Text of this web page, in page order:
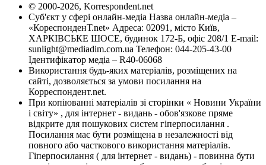
© 2000-2026, Korrespondent.net
Суб'єкт у сфері онлайн-медіа Назва онлайн-медіа –
«КореспонденТ.net» Адреса: 02091, місто Київ,
ХАРКІВСЬКЕ ШОСЕ, будинок 172-Б, офіс 208/1 E-mail:
sunlight@mediadim.com.ua Телефон: 044-205-43-00
Ідентифікатор медіа – R40-06068
Використання будь-яких матеріалів, розміщених на
сайті, дозволяється за умови посилання на
Корреспондент.net.
При копіюванні матеріалів зі сторінки « Новини України
і світу» , для інтернет - видань - обов'язкове пряме
відкрите для пошукових систем гіперпосилання .
Посилання має бути розміщена в незалежності від
повного або часткового використання матеріалів.
Гіперпосилання ( для інтернет - видань) - повинна бути